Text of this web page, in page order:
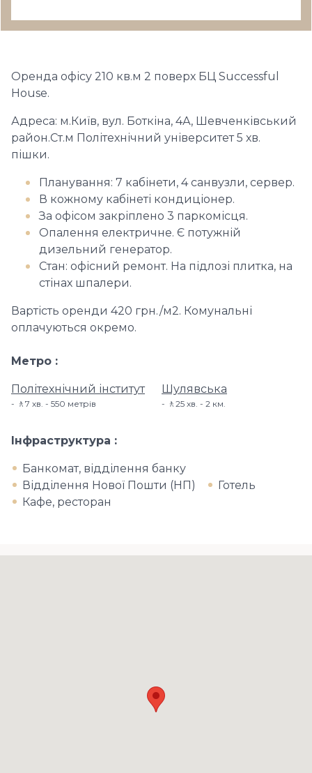
Оренда офісу 210 кв.м 2 поверх БЦ Successful
House.
Адреса: м.Київ, вул. Боткіна, 4А, Шевченківський
район.Ст.м Політехнічний університет 5 хв.
пішки.
Планування: 7 кабінети, 4 санвузли, сервер.
В кожному кабінеті кондиціонер.
За офісом закріплено 3 паркомісця.
Опалення електричне. Є потужній
дизельний генератор.
Стан: офісний ремонт. На підлозі плитка, на
стінах шпалери.
Вартість оренди 420 грн./м2. Комунальні
оплачуються окремо.
Метро
Політехнічний інститут
🚶7 хв. - 550 метрів
Шулявська
🚶25 хв. - 2 км.
Інфраструктура
Банкомат, відділення банку
Відділення Нової Пошти (НП)
Готель
Кафе, ресторан